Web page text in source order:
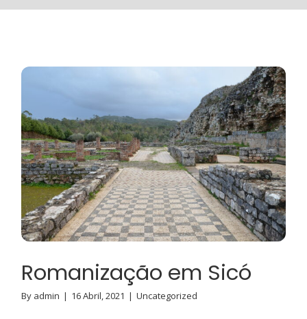
Romanização em Sicó
By admin | 16 Abril, 2021 | Uncategorized